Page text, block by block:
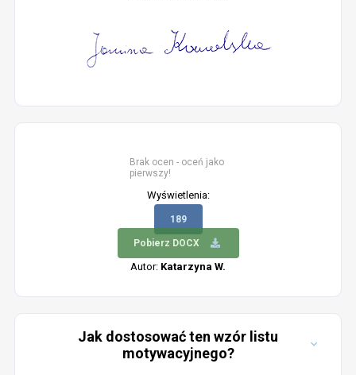
Brak ocen - oceń jako
pierwszy!
Wyświetlenia:
189
Pobierz DOCX
Autor: Katarzyna W.
Jak dostosować ten wzór listu
motywacyjnego?